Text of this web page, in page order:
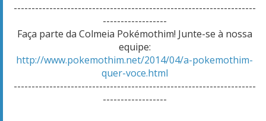
--------------------------------------------------------------------
------------------
Faça parte da Colmeia Pokémothim! Junte-se à nossa
equipe:
http://www.pokemothim.net/2014/04/a-pokemothim-
quer-voce.html
--------------------------------------------------------------------
------------------